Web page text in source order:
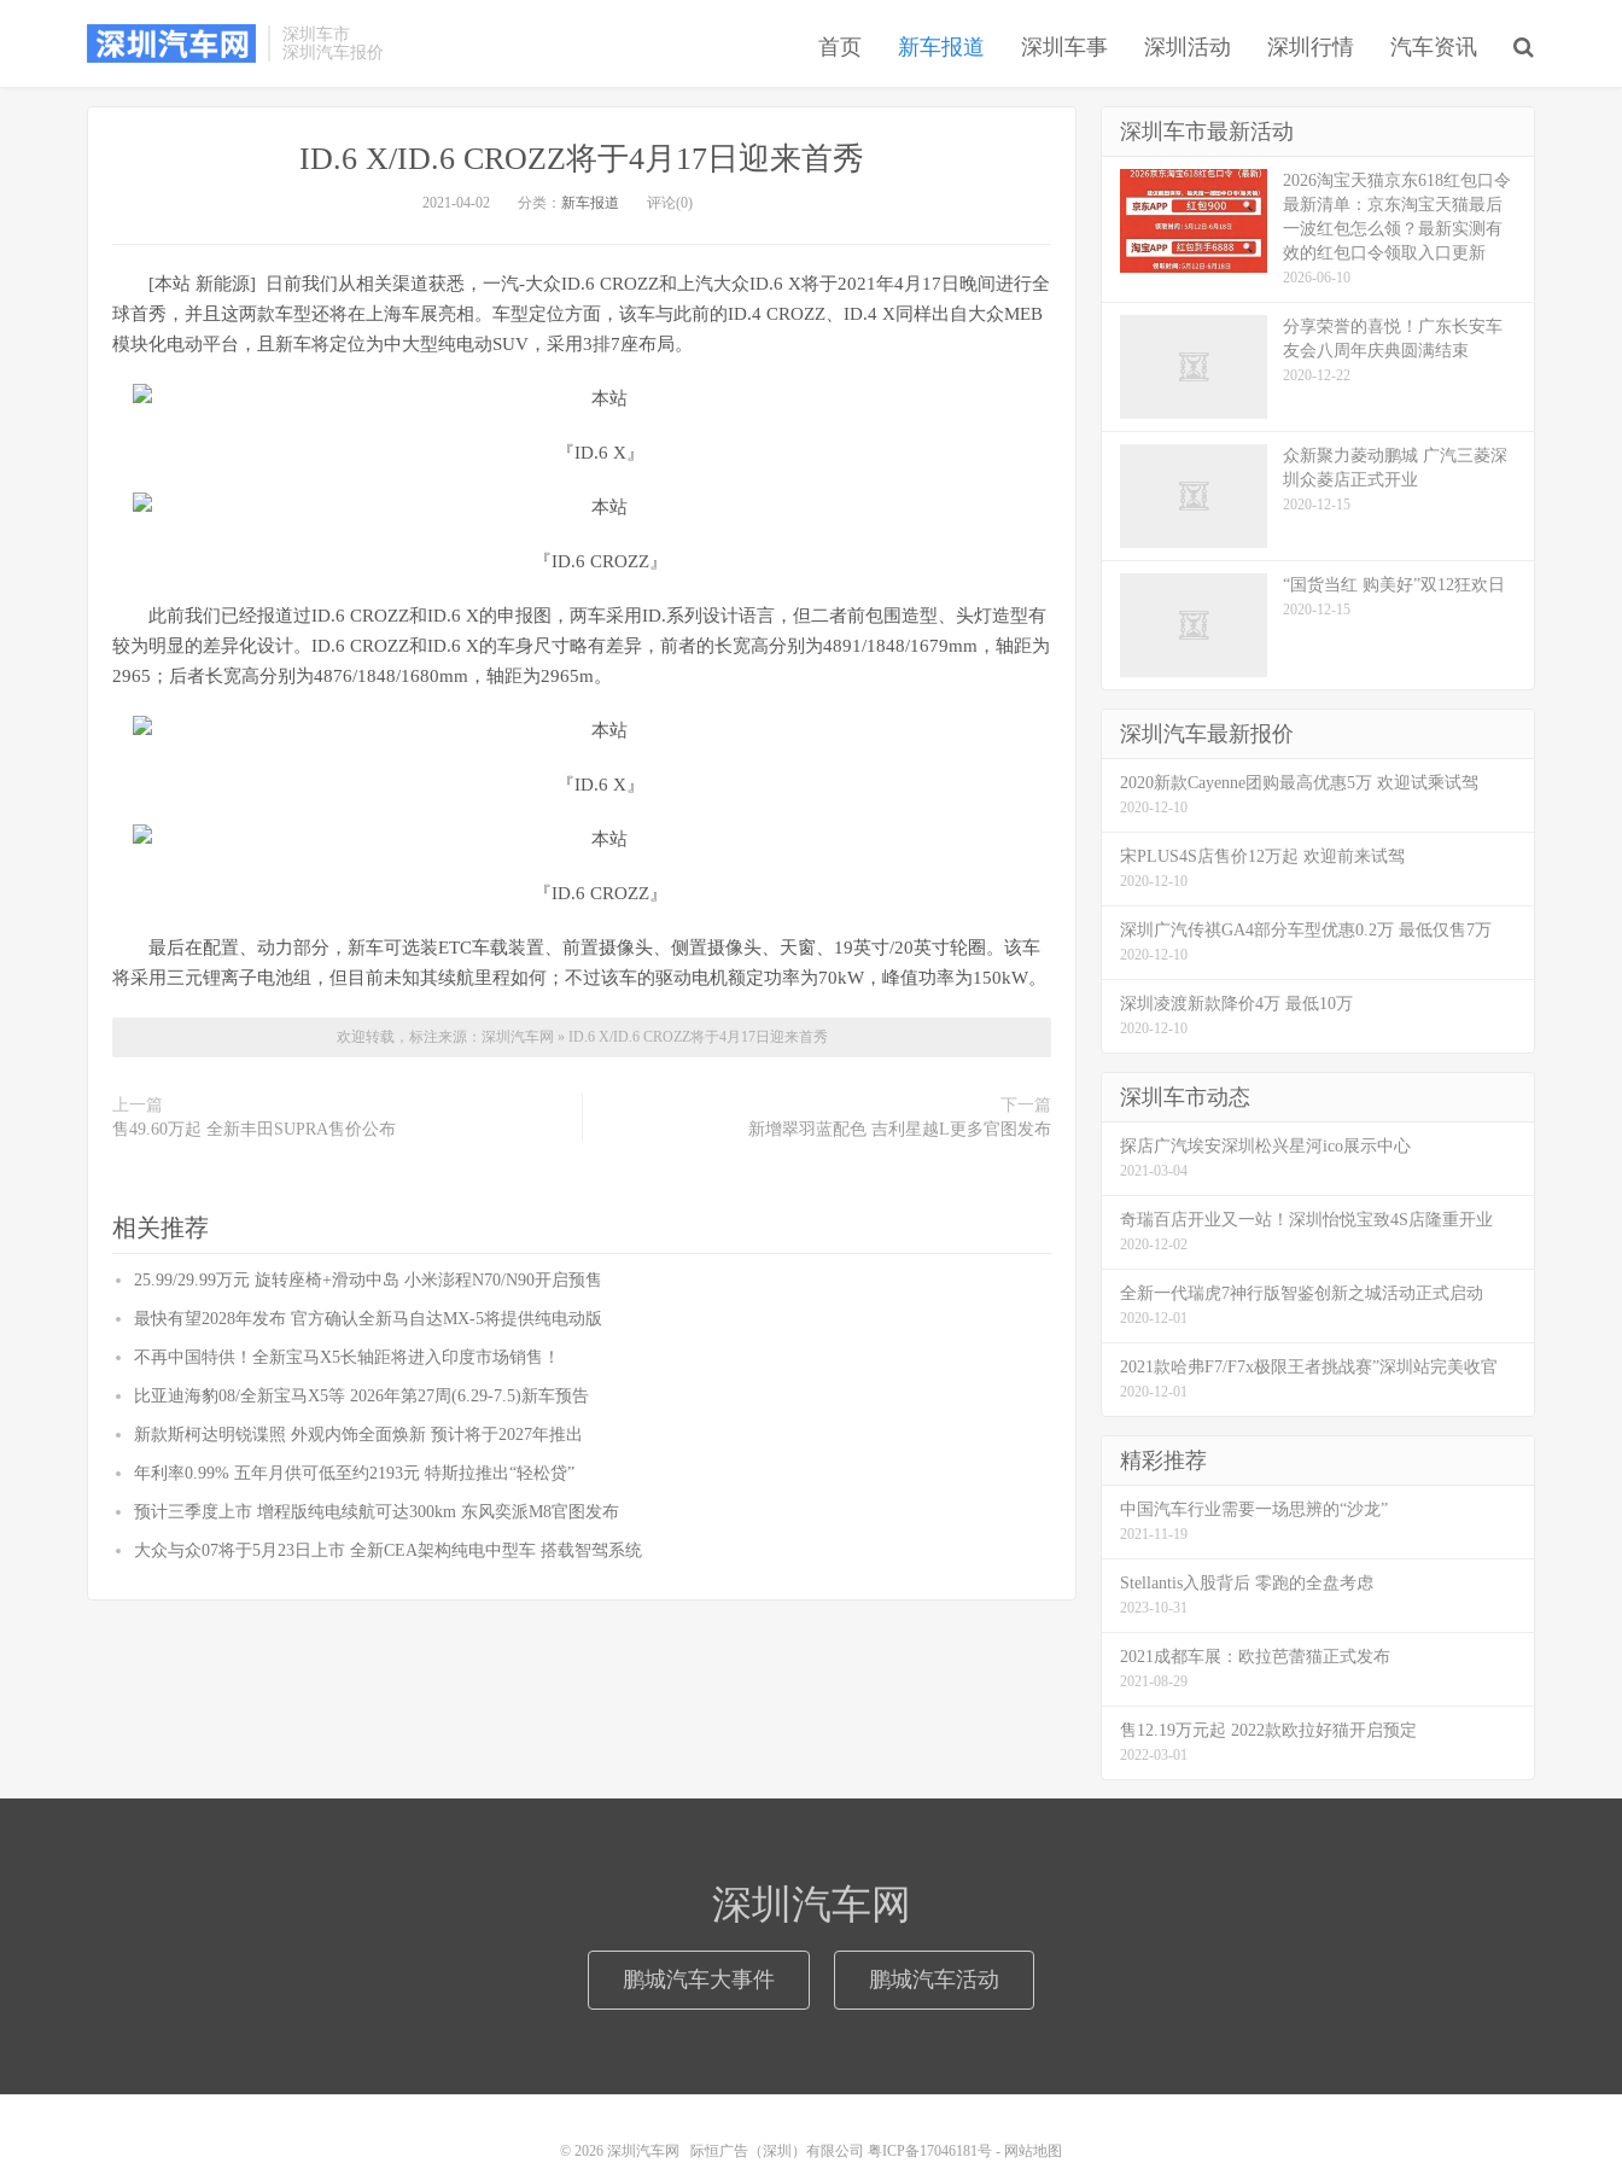
深圳车市
深圳汽车报价
首页 新车报道 深圳车事 深圳活动 深圳行情 汽车资讯
ID.6 X/ID.6 CROZZ将于4月17日迎来首秀
2021-04-02 分类： 新车报道 评论(0)
[本站 新能源] 日前我们从相关渠道获悉，一汽-大众ID.6 CROZZ和上汽大众ID.6 X将于2021年4月17日晚间进行全
球首秀，并且这两款车型还将在上海车展亮相。车型定位方面，该车与此前的ID.4 CROZZ、ID.4 X同样出自大众MEB
模块化电动平台，且新车将定位为中大型纯电动SUV，采用3排7座布局。
『ID.6 X』
『ID.6 CROZZ』
此前我们已经报道过ID.6 CROZZ和ID.6 X的申报图，两车采用ID.系列设计语言，但二者前包围造型、头灯造型有
较为明显的差异化设计。ID.6 CROZZ和ID.6 X的车身尺寸略有差异，前者的长宽高分别为4891/1848/1679mm，轴距为
2965；后者长宽高分别为4876/1848/1680mm，轴距为2965m。
『ID.6 X』
『ID.6 CROZZ』
最后在配置、动力部分，新车可选装ETC车载装置、前置摄像头、侧置摄像头、天窗、19英寸/20英寸轮圈。该车
将采用三元锂离子电池组，但目前未知其续航里程如何；不过该车的驱动电机额定功率为70kW，峰值功率为150kW。
欢迎转载，标注来源： 深圳汽车网 » ID.6 X/ID.6 CROZZ将于4月17日迎来首秀
上一篇
售49.60万起 全新丰田SUPRA售价公布
下一篇
新增翠羽蓝配色 吉利星越L更多官图发布
相关推荐
25.99/29.99万元 旋转座椅+滑动中岛 小米澎程N70/N90开启预售
最快有望2028年发布 官方确认全新马自达MX-5将提供纯电动版
不再中国特供！全新宝马X5长轴距将进入印度市场销售！
比亚迪海豹08/全新宝马X5等 2026年第27周(6.29-7.5)新车预告
新款斯柯达明锐谍照 外观内饰全面焕新 预计将于2027年推出
年利率0.99% 五年月供可低至约2193元 特斯拉推出“轻松贷”
预计三季度上市 增程版纯电续航可达300km 东风奕派M8官图发布
大众与众07将于5月23日上市 全新CEA架构纯电中型车 搭载智驾系统
深圳车市最新活动
2026淘宝天猫京东618红包口令
最新清单：京东淘宝天猫最后
一波红包怎么领？最新实测有
效的红包口令领取入口更新
2026-06-10
分享荣誉的喜悦！广东长安车
友会八周年庆典圆满结束
2020-12-22
众新聚力菱动鹏城 广汽三菱深
圳众菱店正式开业
2020-12-15
“国货当红 购美好”双12狂欢日
2020-12-15
深圳汽车最新报价
2020新款Cayenne团购最高优惠5万 欢迎试乘试驾
2020-12-10
宋PLUS4S店售价12万起 欢迎前来试驾
2020-12-10
深圳广汽传祺GA4部分车型优惠0.2万 最低仅售7万
2020-12-10
深圳凌渡新款降价4万 最低10万
2020-12-10
深圳车市动态
探店广汽埃安深圳松兴星河ico展示中心
2021-03-04
奇瑞百店开业又一站！深圳怡悦宝致4S店隆重开业
2020-12-02
全新一代瑞虎7神行版智鉴创新之城活动正式启动
2020-12-01
2021款哈弗F7/F7x极限王者挑战赛”深圳站完美收官
2020-12-01
精彩推荐
中国汽车行业需要一场思辨的“沙龙”
2021-11-19
Stellantis入股背后 零跑的全盘考虑
2023-10-31
2021成都车展：欧拉芭蕾猫正式发布
2021-08-29
售12.19万元起 2022款欧拉好猫开启预定
2022-03-01
深圳汽车网
鹏城汽车大事件 鹏城汽车活动
© 2026 深圳汽车网 际恒广告（深圳）有限公司 粤ICP备17046181号 - 网站地图